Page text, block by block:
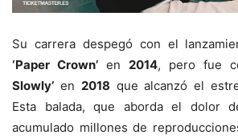
Su carrera despegó con el
‘Paper Crown’ en 2014, pero fue
Slowly’ en 2018 que alcanzó el
Esta balada, que aborda el dolor
acumulado millones de